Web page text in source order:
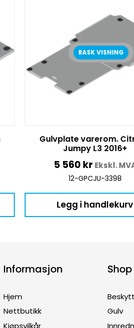
RASK VISNING
Gulvplate varerom.
Jumpy L3 2016+
5 560 kr Ekskl.
12-GPCJU-3398
Legg i handlekurv
Informasjon
Hjem
Nettbutikk
Kjøpsvilkår
Shop
Gulv